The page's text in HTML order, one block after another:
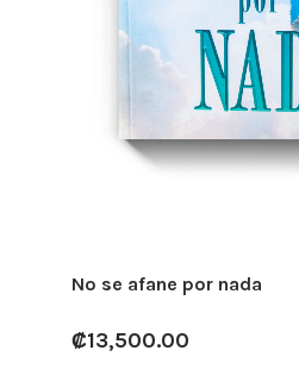
No se afane por nada
₡13,500.00